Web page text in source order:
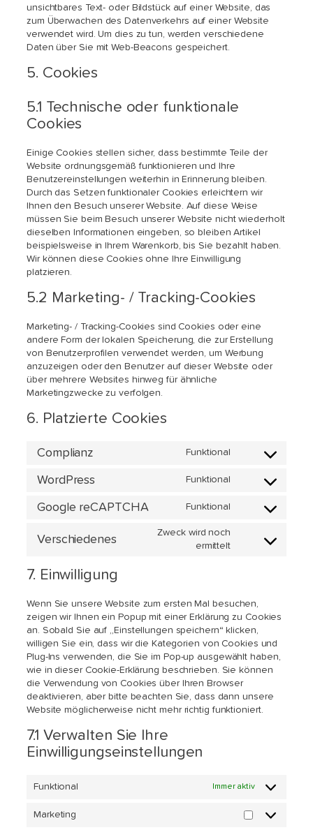
unsichtbares Text- oder Bildstück auf einer Website, das
zum Überwachen des Datenverkehrs auf einer Website
verwendet wird. Um dies zu tun, werden verschiedene
Daten über Sie mit Web-Beacons gespeichert.
5. Cookies
5.1 Technische oder funktionale
Cookies
Einige Cookies stellen sicher, dass bestimmte Teile der
Website ordnungsgemäß funktionieren und Ihre
Benutzereinstellungen weiterhin in Erinnerung bleiben.
Durch das Setzen funktionaler Cookies erleichtern wir
Ihnen den Besuch unserer Website. Auf diese Weise
müssen Sie beim Besuch unserer Website nicht wiederholt
dieselben Informationen eingeben, so bleiben Artikel
beispielsweise in Ihrem Warenkorb, bis Sie bezahlt haben.
Wir können diese Cookies ohne Ihre Einwilligung
platzieren.
5.2 Marketing- / Tracking-Cookies
Marketing- / Tracking-Cookies sind Cookies oder eine
andere Form der lokalen Speicherung, die zur Erstellung
von Benutzerprofilen verwendet werden, um Werbung
anzuzeigen oder den Benutzer auf dieser Website oder
über mehrere Websites hinweg für ähnliche
Marketingzwecke zu verfolgen.
6. Platzierte Cookies
Complianz Funktional
Consent
service
WordPress Funktional
Consent
service
Google reCAPTCHA Funktional
Consent
service
Verschiedenes
Zweck wird noch
ermittelt
Consent
7. Einwilligung
Wenn Sie unsere Website zum ersten Mal besuchen,
zeigen wir Ihnen ein Popup mit einer Erklärung zu Cookies
an. Sobald Sie auf „Einstellungen speichern“ klicken,
willigen Sie ein, dass wir die Kategorien von Cookies und
Plug-Ins verwenden, die Sie im Pop-up ausgewählt haben,
wie in dieser Cookie-Erklärung beschrieben. Sie können
die Verwendung von Cookies über Ihren Browser
deaktivieren, aber bitte beachten Sie, dass dann unsere
Website möglicherweise nicht mehr richtig funktioniert.
7.1 Verwalten Sie Ihre
Einwilligungseinstellungen
Funktional Immer aktiv
Marketing
Marketing